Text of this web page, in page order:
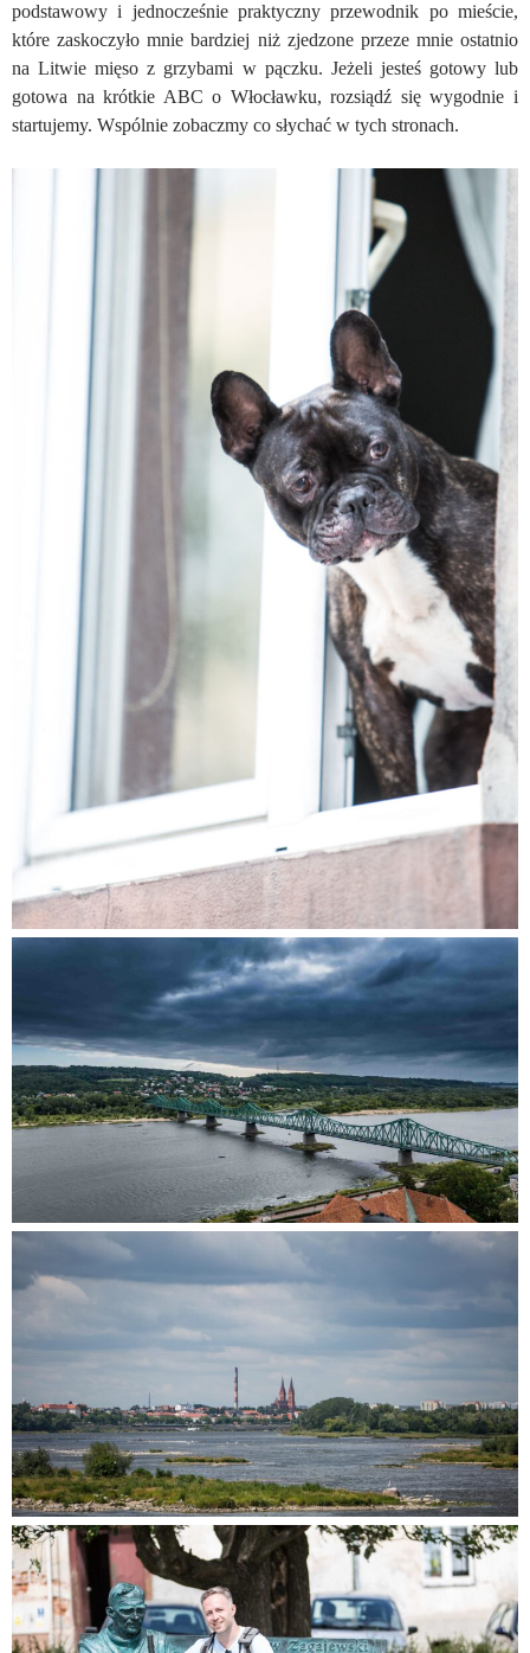
podstawowy i jednocześnie praktyczny przewodnik po mieście,
które zaskoczyło mnie bardziej niż zjedzone przeze mnie ostatnio
na Litwie mięso z grzybami w pączku. Jeżeli jesteś gotowy lub
gotowa na krótkie ABC o Włocławku, rozsiądź się wygodnie i
startujemy. Wspólnie zobaczmy co słychać w tych stronach.